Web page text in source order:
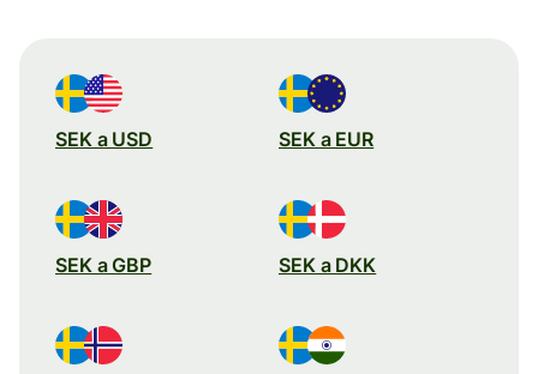
SEK a USD SEK a EUR
SEK a GBP SEK a DKK